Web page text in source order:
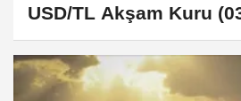
USD/TL Akşam Kuru
2026)